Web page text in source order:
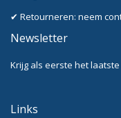
✔ Retourneren: neem
Newsletter
Krijg als eerste het
Links